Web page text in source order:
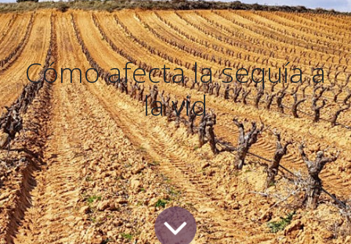
Cómo afecta la sequía a
la vid